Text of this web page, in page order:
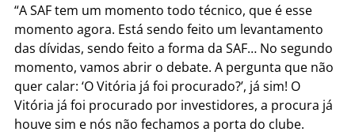
“A SAF tem um momento todo técnico, que é esse
momento agora. Está sendo feito um levantamento
das dívidas, sendo feito a forma da SAF… No segundo
momento, vamos abrir o debate. A pergunta que não
quer calar: ‘O Vitória já foi procurado?’, já sim! O
Vitória já foi procurado por investidores, a procura já
houve sim e nós não fechamos a porta do clube.